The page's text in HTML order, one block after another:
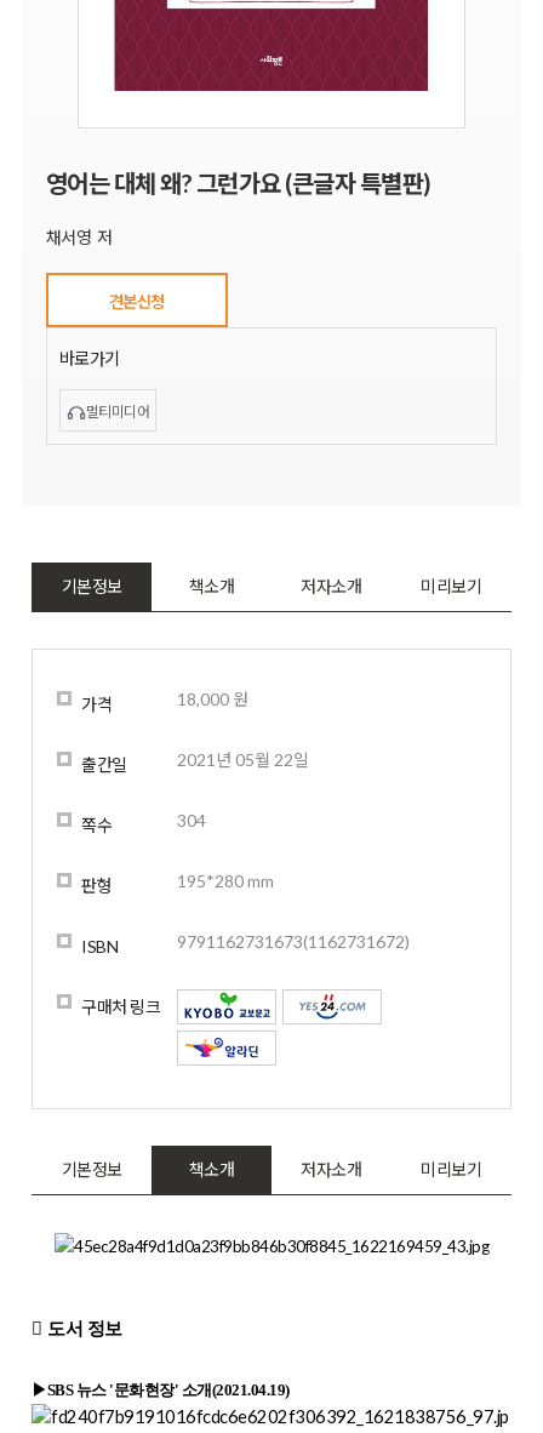
영어는 대체 왜? 그런가요 (큰글자 특별판)
채서영 저
견본신청
바로가기
멀티미디어
기본정보 책소개 저자소개 미리보기
가격 18,000 원
출간일 2021년 05월 22일
쪽수 304
판형 195*280 mm
ISBN 9791162731673(1162731672)
구매처 링크
기본정보 책소개 저자소개 미리보기
 도서 정보
▶SBS 뉴스 '문화현장' 소개(2021.04.19)